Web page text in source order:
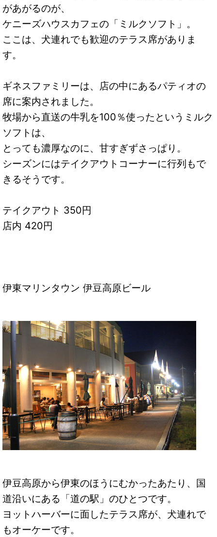
があがるのが、
ケニーズハウスカフェの「ミルクソフト」。
ここは、犬連れでも歓迎のテラス席がありま
す。
ギネスファミリーは、店の中にあるパティオの
席に案内されました。
牧場から直送の牛乳を100％使ったというミルク
ソフトは、
とっても濃厚なのに、甘すぎずさっぱり。
シーズンにはテイクアウトコーナーに行列もで
きるそうです。
テイクアウト 350円
店内 420円
伊東マリンタウン 伊豆高原ビール
伊豆高原から伊東のほうにむかったあたり、国
道沿いにある「道の駅」のひとつです。
ヨットハーバーに面したテラス席が、犬連れで
もオーケーです。